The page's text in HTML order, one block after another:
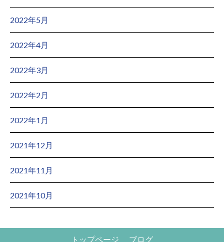
2022年5月
2022年4月
2022年3月
2022年2月
2022年1月
2021年12月
2021年11月
2021年10月
トップページ ブログ